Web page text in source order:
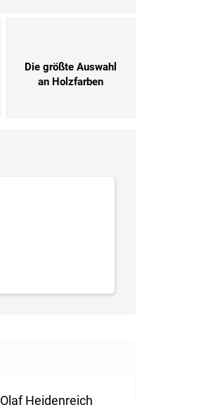
Die größte Auswahl
an Holzfarben
Olaf Heidenreich